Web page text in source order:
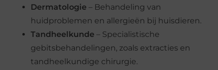
Dermatologie – Behandeling van
huidproblemen en allergieën bij huisdieren.
Tandheelkunde – Specialistische
gebitsbehandelingen, zoals extracties en
tandheelkundige chirurgie.